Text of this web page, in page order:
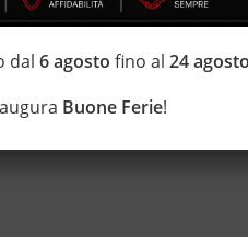
del mercato ''Opteven'' e
con un' esposizione da più di
dal6 agosto fino al24
Buone Ferie!